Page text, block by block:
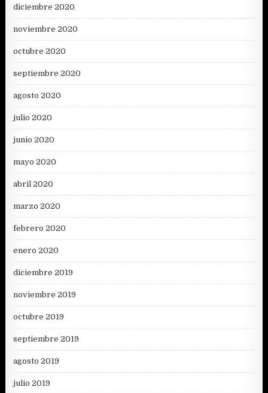
diciembre 2020
noviembre 2020
octubre 2020
septiembre 2020
agosto 2020
julio 2020
junio 2020
mayo 2020
abril 2020
marzo 2020
febrero 2020
enero 2020
diciembre 2019
noviembre 2019
octubre 2019
septiembre 2019
agosto 2019
julio 2019